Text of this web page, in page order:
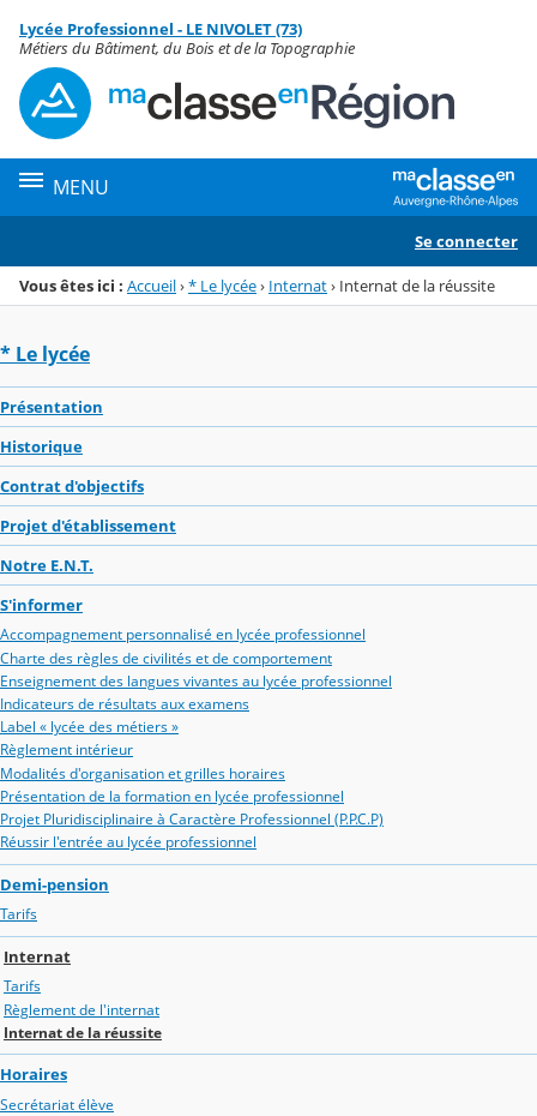
Menu de la rubrique
Contenu
Lycée Professionnel - LE NIVOLET (73)
Métiers du Bâtiment, du Bois et de la Topographie
MENU
Se connecter
Vous êtes ici : Accueil›* Le lycée› Internat› Internat de la réussite
* Le lycée
Présentation
Historique
Contrat d'objectifs
Projet d'établissement
Notre E.N.T.
S'informer
Accompagnement personnalisé en lycée professionnel
Charte des règles de civilités et de comportement
Enseignement des langues vivantes au lycée professionnel
Indicateurs de résultats aux examens
Label « lycée des métiers »
Règlement intérieur
Modalités d'organisation et grilles horaires
Présentation de la formation en lycée professionnel
Projet Pluridisciplinaire à Caractère Professionnel (P.P.C.P)
Réussir l'entrée au lycée professionnel
Demi-pension
Tarifs
Internat
Tarifs
Règlement de l'internat
Internat de la réussite
Horaires
Secrétariat élève